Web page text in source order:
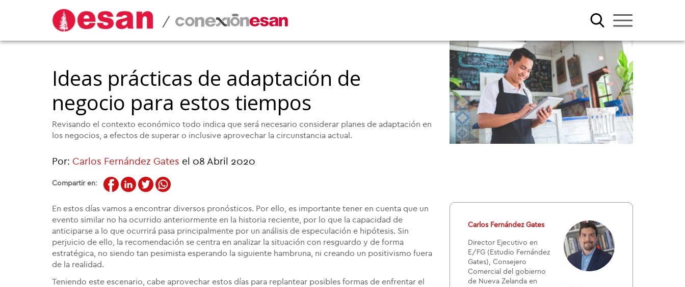
/
Ideas prácticas de adaptación de
negocio para estos tiempos
Revisando el contexto económico todo indica que será necesario considerar planes de adaptación en
los negocios, a efectos de superar o inclusive aprovechar la circunstancia actual.
Por: Carlos Fernández Gates el 08 Abril 2020
Compartir en:
En estos días vamos a encontrar diversos pronósticos. Por ello, es importante tener en cuenta que un
evento similar no ha ocurrido anteriormente en la historia reciente, por lo que la capacidad de
anticiparse a lo que ocurrirá pasa principalmente por un análisis de especulación e hipótesis. Sin
perjuicio de ello, la recomendación se centra en analizar la situación con resguardo y de forma
estratégica, no siendo tan pesimista esperando la siguiente hambruna, ni creando un positivismo fuera
de la realidad.
Teniendo este escenario, cabe aprovechar estos días para replantear posibles formas de enfrentar el
Carlos Fernández Gates
Director Ejecutivo en
E/FG (Estudio Fernández
Gates), Consejero
Comercial del gobierno
de Nueva Zelanda en